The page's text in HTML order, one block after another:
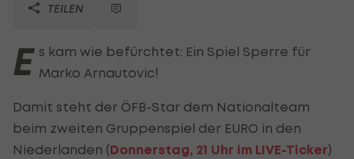
TEILEN
E s kam wie befürchtet: Ein Spiel Sperre für
Marko Arnautovic!
Damit steht der ÖFB-Star dem Nationalteam
beim zweiten Gruppenspiel der EURO in den
Niederlanden (Donnerstag, 21 Uhr im LIVE-Ticker)